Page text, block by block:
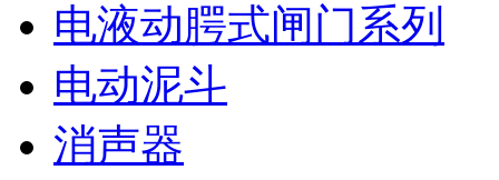
电液动腭式闸门系列
电动泥斗
消声器